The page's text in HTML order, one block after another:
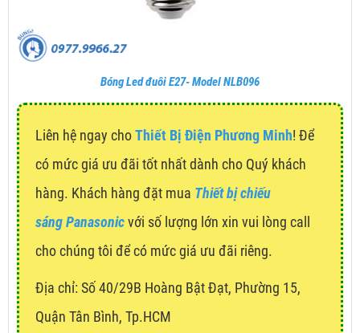
Bóng Led đuôi E27- Model NLB096
Liên hệ ngay choThiết Bị Điện Phương Minh! Để
có mức giá ưu đãi tốt nhất dành cho Quý khách
hàng. Khách hàng đặt mua Thiết bị chiếu
sáng Panasonicvới số lượng lớn xin vui lòng call
cho chúng tôi để có mức giá ưu đãi riêng.
Địa chỉ: Số 40/29B Hoàng Bật Đạt, Phường 15,
Quận Tân Bình, Tp.HCM